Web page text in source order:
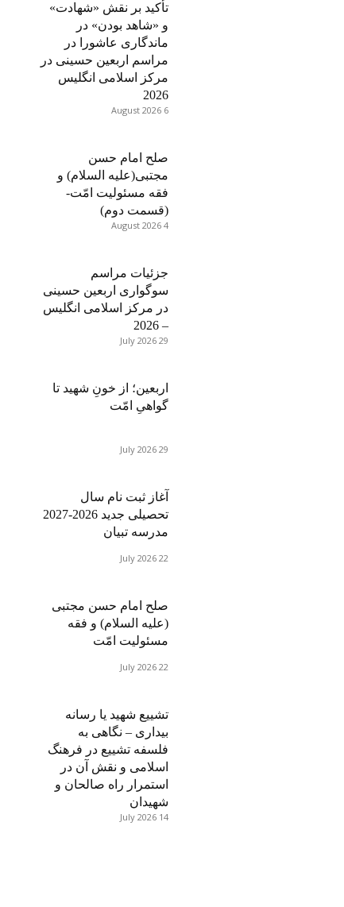
تأکید بر نقش «شهادت»
و «شاهد بودن» در
ماندگاری عاشورا در
مراسم اربعین حسینی در
مرکز اسلامی انگلیس
2026
6 August 2026
صلح امام حسن
مجتبی(علیه السلام) و
فقه مسئولیت امّت-
(قسمت دوم)
4 August 2026
جزئیات مراسم
سوگواری اربعین حسینی
در مرکز اسلامی انگلیس
– 2026
29 July 2026
اربعین؛ از خونِ شهید تا
گواهیِ امّت
29 July 2026
آغاز ثبت نام سال
تحصیلی جدید 2026-2027
مدرسه تبیان
22 July 2026
صلح امام حسن مجتبی
(علیه السلام) و فقه
مسئولیت امّت
22 July 2026
تشییع شهید یا رسانه
بیداری – نگاهی به
فلسفه تشییع در فرهنگ
اسلامی و نقش آن در
استمرار راه صالحان و
شهیدان
14 July 2026